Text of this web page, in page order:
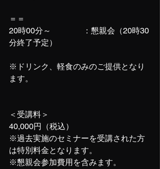
＝＝
20時00分～　　　　：懇親会（20時30
分終了予定）
※ドリンク、軽食のみのご提供となり
ます。
＜受講料＞
40,000円（税込）
※過去実施のセミナーを受講された方
は特別料金となります。
※懇親会参加費用を含みます。